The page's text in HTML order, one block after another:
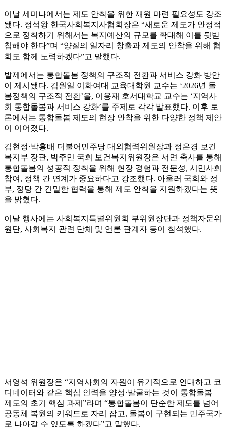
이날 세미나에서는 제도 안착을 위한 재원 마련 필요성도 강조
됐다. 정석왕 한국사회복지사협회장은 “새로운 제도가 안정적
으로 정착하기 위해서는 복지예산의 규모를 확대해 이를 뒷받
침해야 한다”며 “양질의 일자리 창출과 제도의 안착을 위해 협
회도 함께 노력하겠다”고 말했다.
발제에서는 통합돌봄 정책의 구조적 전환과 서비스 강화 방안
이 제시됐다. 김원일 이화여대 교육대학원 교수는 ‘2026년 돌
봄정책의 구조적 전환’을, 이용재 호서대학교 교수는 ‘지역사
회 통합돌봄과 서비스 강화’를 주제로 각각 발표했다. 이후 토
론에서는 통합돌봄 제도의 현장 안착을 위한 다양한 정책 제안
이 이어졌다.
김현정·박홍배 더불어민주당 대외협력위원장과 정은경 보건
복지부 장관, 박주민 국회 보건복지위원장은 서면 축사를 통해
통합돌봄의 성공적 정착을 위해 현장 경험과 전문성, 시민사회
참여, 정책 간 연계가 중요하다고 강조했다. 아울러 국회와 정
부, 정당 간 긴밀한 협력을 통해 제도 안착을 지원하겠다는 뜻
을 밝혔다.
이날 행사에는 사회복지특별위원회 부위원장단과 정책자문위
원단, 사회복지 관련 단체 및 언론 관계자 등이 참석했다.
서영석 위원장은 “지역사회의 자원이 유기적으로 연대하고 코
디네이터와 같은 핵심 인력을 양성·발굴하는 것이 통합돌봄
제도의 초기 핵심 과제”라며 “통합돌봄이 단순한 제도를 넘어
공동체 복원의 키워드로 자리 잡고, 돌봄이 구현되는 민주국가
로 나아갈 수 있도록 하겠다”고 말했다.